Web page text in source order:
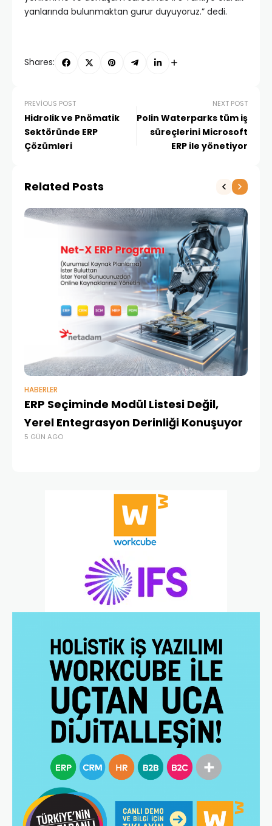
yanlarında bulunmaktan gurur duyuyoruz.” dedi.
Shares:
PREVIOUS POST
Hidrolik ve Pnömatik
Sektöründe ERP
Çözümleri
NEXT POST
Polin Waterparks tüm iş
süreçlerini Microsoft
ERP ile yönetiyor
Related Posts
HABERLER
ERP Seçiminde Modül Listesi Değil,
Yerel Entegrasyon Derinliği Konuşuyor
5 GÜN AGO